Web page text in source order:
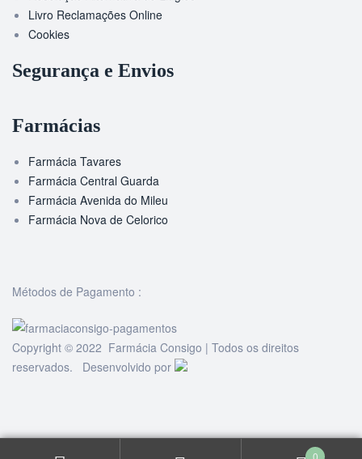
Livro Reclamações Online
Cookies
Segurança e Envios
Farmácias
Farmácia Tavares
Farmácia Central Guarda
Farmácia Avenida do Mileu
Farmácia Nova de Celorico
Métodos de Pagamento :
Copyright © 2022 Farmácia Consigo | Todos os direitos
reservados. Desenvolvido por
0